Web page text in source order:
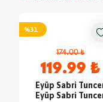
%31
174.00 ₺
119.99 ₺
Eyüp Sabri
Eyüp Sabri